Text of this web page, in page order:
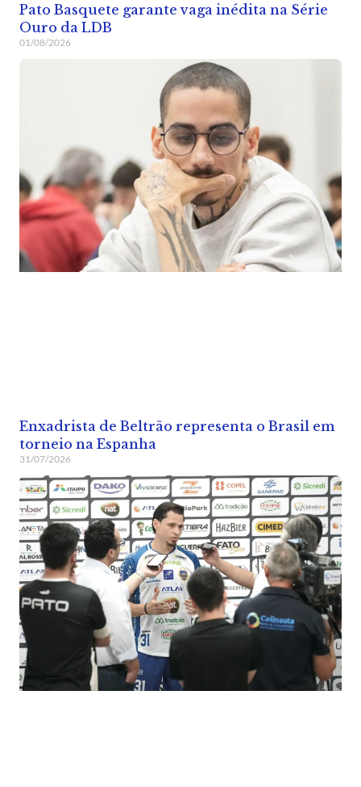
Pato Basquete garante vaga inédita na Série
Ouro da LDB
01/08/2026
Enxadrista de Beltrão representa o Brasil em
torneio na Espanha
31/07/2026